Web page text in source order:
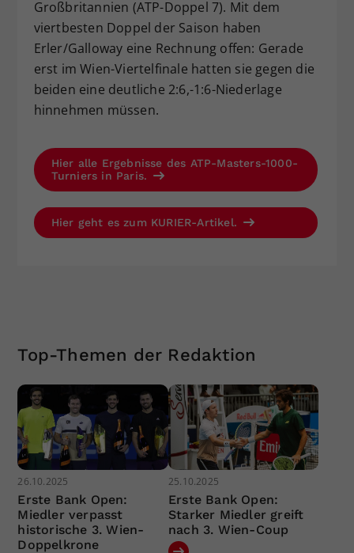
Großbritannien (ATP-Doppel 7). Mit dem
viertbesten Doppel der Saison haben
Erler/Galloway eine Rechnung offen: Gerade
erst im Wien-Viertelfinale hatten sie gegen die
beiden eine deutliche 2:6,-1:6-Niederlage
hinnehmen müssen.
Hier alle Ergebnisse des ATP-Masters-1000-
Turniers in Paris.
Hier geht es zum KURIER-Artikel.
Top-Themen der Redaktion
26.10.2025
Erste Bank Open:
Miedler verpasst
historische 3. Wien-
Doppelkrone
25.10.2025
Erste Bank Open:
Starker Miedler greift
nach 3. Wien-Coup